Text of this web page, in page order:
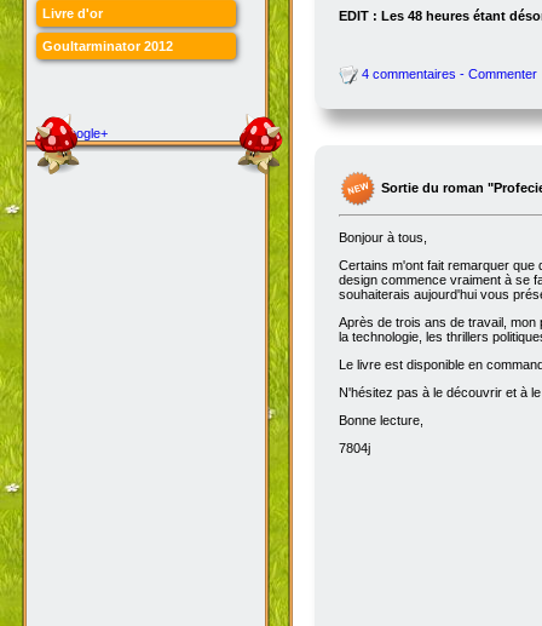
Livre d'or
Goultarminator 2012
Google+
EDIT : Les 48 heures étant
4 commentaires - Commenter
Sortie du roman
Bonjour à tous,
Certains m'ont fait remarquer que
design commence vraiment à se
souhaiterais aujourd'hui vous
Après de trois ans de travail,
la technologie, les thrillers
Le livre est disponible en
N'hésitez pas à le découvrir et à
Bonne lecture,
7804j